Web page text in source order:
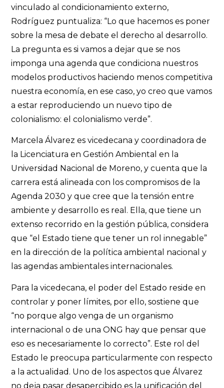
vinculado al condicionamiento externo,
Rodríguez puntualiza: “Lo que hacemos es poner
sobre la mesa de debate el derecho al desarrollo.
La pregunta es si vamos a dejar que se nos
imponga una agenda que condiciona nuestros
modelos productivos haciendo menos competitiva
nuestra economía, en ese caso, yo creo que vamos
a estar reproduciendo un nuevo tipo de
colonialismo: el colonialismo verde”.
Marcela Álvarez es vicedecana y coordinadora de
la Licenciatura en Gestión Ambiental en la
Universidad Nacional de Moreno, y cuenta que la
carrera está alineada con los compromisos de la
Agenda 2030 y que cree que la tensión entre
ambiente y desarrollo es real. Ella, que tiene un
extenso recorrido en la gestión pública, considera
que “el Estado tiene que tener un rol innegable”
en la dirección de la política ambiental nacional y
las agendas ambientales internacionales.
Para la vicedecana, el poder del Estado reside en
controlar y poner límites, por ello, sostiene que
“no porque algo venga de un organismo
internacional o de una ONG hay que pensar que
eso es necesariamente lo correcto”. Este rol del
Estado le preocupa particularmente con respecto
a la actualidad. Uno de los aspectos que Álvarez
no deja pasar desapercibido es la unificación del